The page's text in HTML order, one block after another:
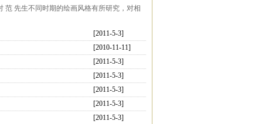
范 先生不同时期的绘画风格有所研究，对相
[2011-5-3]
[2010-11-11]
[2011-5-3]
[2011-5-3]
[2011-5-3]
[2011-5-3]
[2011-5-3]